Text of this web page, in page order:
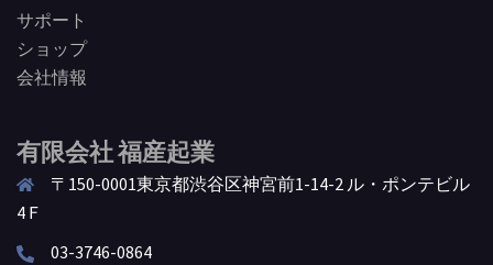
サポート
ショップ
会社情報
有限会社 福産起業
〒150-0001東京都渋谷区神宮前1-14-2 ル・ポンテビル
4Ｆ
03-3746-0864